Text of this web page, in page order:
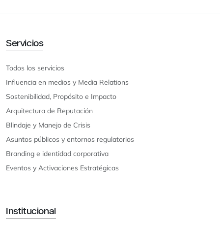
Servicios
Todos los servicios
Influencia en medios y Media Relations
Sostenibilidad, Propósito e Impacto
Arquitectura de Reputación
Blindaje y Manejo de Crisis
Asuntos públicos y entornos regulatorios
Branding e identidad corporativa
Eventos y Activaciones Estratégicas
Institucional